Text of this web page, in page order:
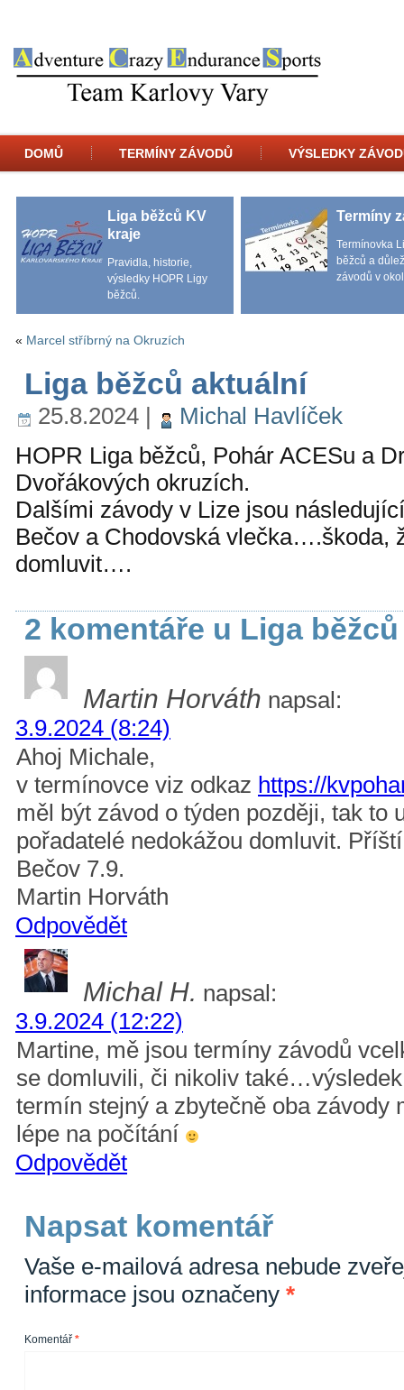
DOMŮ TERMÍNY ZÁVODŮ VÝSLEDKY
Liga běžců KV
kraje
Pravidla, historie,
výsledky HOPR Ligy
běžců.
Termíny
Termínovka
běžců a
závodů v
« Marcel stříbrný na Okruzích
Liga běžců aktuální
25.8.2024 |
Michal Havlíček
HOPR Liga běžců, Pohár ACESu a
Dvořákových okruzích.
Dalšími závody v Lize jsou
Bečov a Chodovská vlečka….škoda,
domluvit….
2 komentáře u Liga
Martin Horváth napsal:
3.9.2024 (8:24)
Ahoj Michale,
v termínovce viz odkaz https://
měl být závod o týden později, tak to
pořadatelé nedokážou domluvit.
Bečov 7.9.
Martin Horváth
Odpovědět
Michal H. napsal:
3.9.2024 (12:22)
Martine, mě jsou termíny závodů
se domluvili, či nikoliv
termín stejný a zbytečně oba
lépe na počítání
Odpovědět
Napsat komentář
Vaše e-mailová adresa nebude
informace jsou označeny *
Komentář *